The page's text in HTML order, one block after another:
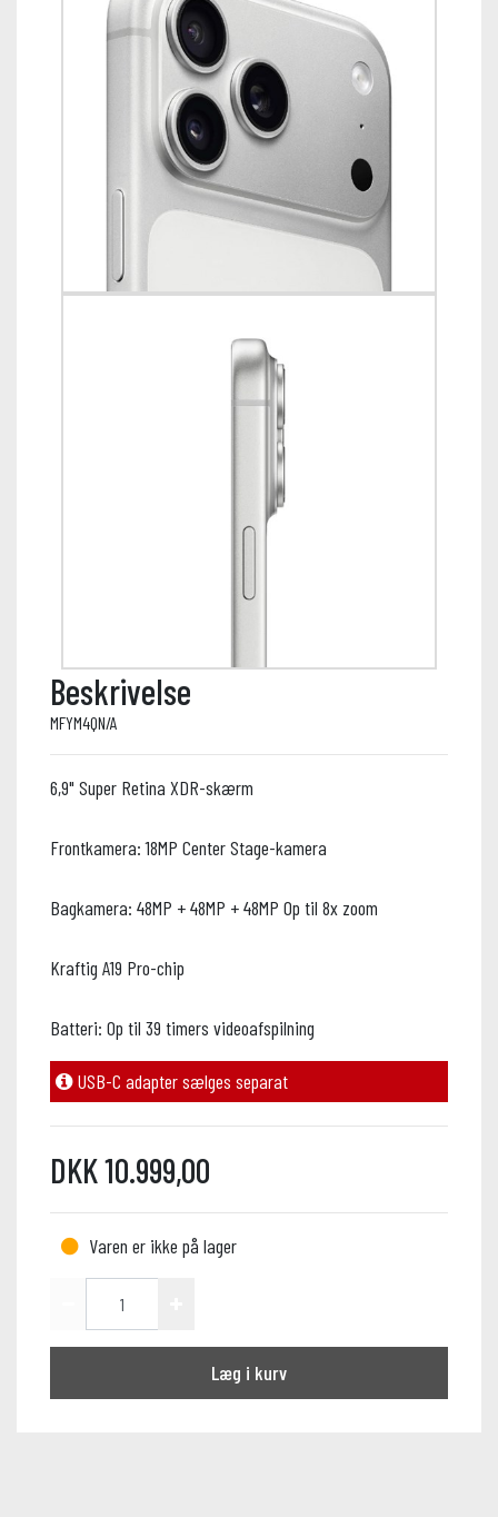
Beskrivelse
MFYM4QN/A
6,9" Super Retina XDR-skærm
Frontkamera: 18MP Center Stage-kamera
Bagkamera: 48MP + 48MP + 48MP Op til 8x zoom
Kraftig A19 Pro-chip
Batteri: Op til 39 timers videoafspilning
USB-C adapter sælges separat
DKK 10.999,00
Varen er ikke på lager
Læg i kurv